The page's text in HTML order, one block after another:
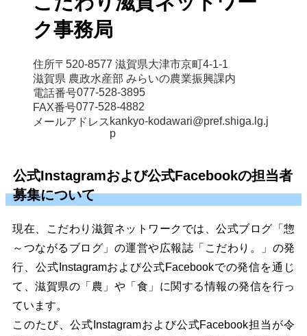
ク事務局
住所〒520-8577 滋賀県大津市京町4-1-1
滋賀県 農政水産部 みらいの農業振興課内
電話番号077-528-3895
FAX番号077-528-4882
メールアドレス kankyo-kodawari@pref.shiga.lg.j
p
公式Instagramおよび公式Facebookの担当者
募集について
現在、こだわり滋賀ネットワークでは、公式ブログ「惣
～つながるブログ」の運営や広報誌「こだわり。」の発
行、 公式Instagramおよび公式Facebookでの発信を通じ
て、滋賀県の「農」や「食」に関する情報の発信を行っ
ています。
このたび、公式Instagramおよび公式Facebook担当が令